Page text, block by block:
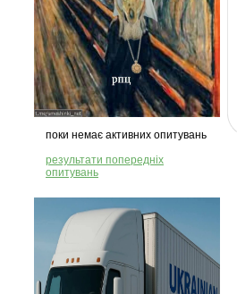
поки немає активних опитувань
результати попередніх
опитувань